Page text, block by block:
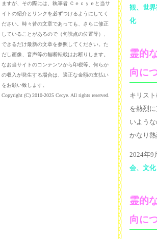
観、世
化
霊的
向に
キリス
を熱烈
いよう
かなり
2024年9
会、文化
霊的
向に
ますが、その際には、執筆者 Ｃｅｃｙｅと当サ
イトの紹介とリンクを必ずつけるようにしてく
ださい。時々昔の文章であっても、さらに修正
していることがあるので（句読点の位置等）、
できるだけ最新の文章を参照してください。た
だし画像、音声等の無断転載はお断りします。
なお当サイトのコンテンツから印税等、何らか
の収入が発生する場合は、適正な金額の支払い
をお願い致します。
Copyright (C) 2010-2025 Cecye. All rights reserved.